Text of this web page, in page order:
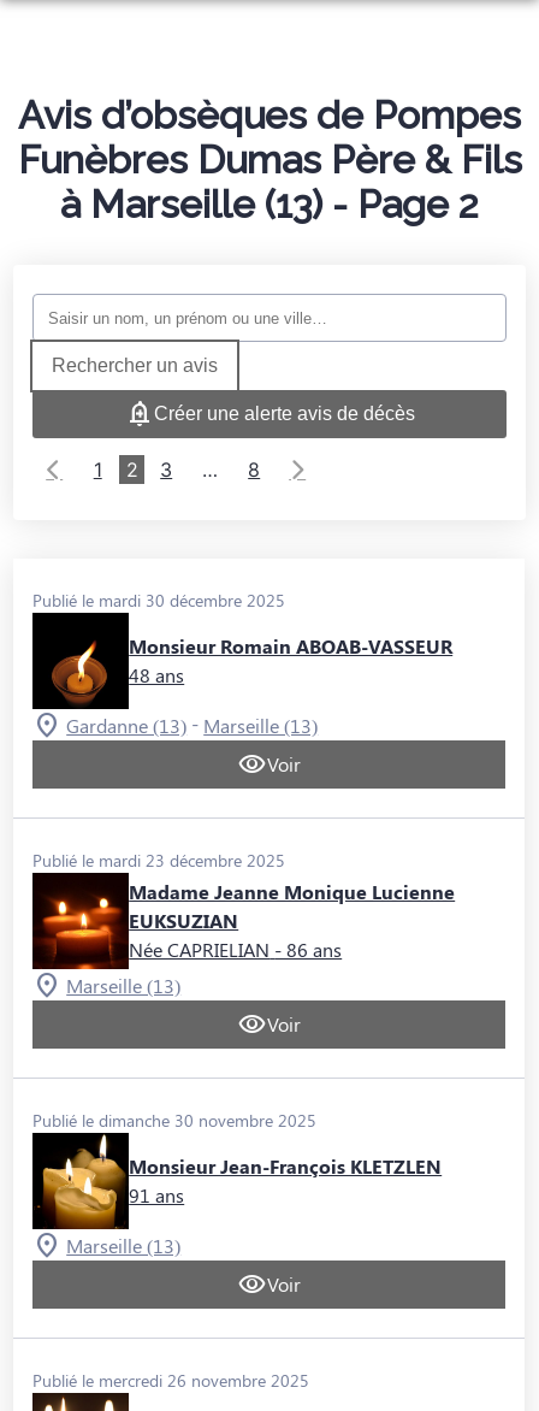
SERVICES AUX FAMILLES
MONUMENTS FUNÉRAIRES
NOTRE AGENCE
Avis d’obsèques de Pompes
Funèbres Dumas Père & Fils
à Marseille (13) - Page 2
Rechercher un avis
Créer une alerte avis de décès
1 2 3 … 8
Publié le mardi 30 décembre 2025
Monsieur Romain ABOAB-VASSEUR
48 ans
Gardanne (13) - Marseille (13)
Voir
Publié le mardi 23 décembre 2025
Madame Jeanne Monique Lucienne
EUKSUZIAN
Née CAPRIELIAN - 86 ans
Marseille (13)
Voir
Publié le dimanche 30 novembre 2025
Monsieur Jean-François KLETZLEN
91 ans
Marseille (13)
Voir
Publié le mercredi 26 novembre 2025